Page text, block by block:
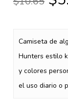
Camiseta de
Hunters estilo
y colores
el uso diario o